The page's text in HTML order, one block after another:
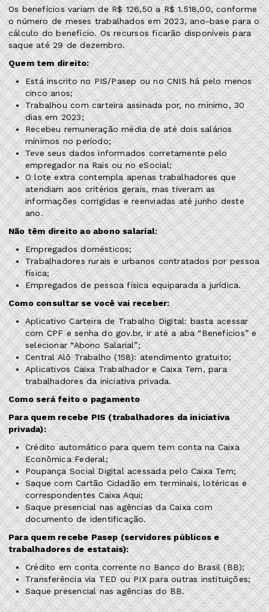
Os benefícios variam de R$ 126,50 a R$ 1.518,00, conforme
o número de meses trabalhados em 2023, ano-base para o
cálculo do benefício. Os recursos ficarão disponíveis para
saque até 29 de dezembro.
Quem tem direito:
Está inscrito no PIS/Pasep ou no CNIS há pelo menos
cinco anos;
Trabalhou com carteira assinada por, no mínimo, 30
dias em 2023;
Recebeu remuneração média de até dois salários
mínimos no período;
Teve seus dados informados corretamente pelo
empregador na Rais ou no eSocial;
O lote extra contempla apenas trabalhadores que
atendiam aos critérios gerais, mas tiveram as
informações corrigidas e reenviadas até junho deste
ano.
Não têm direito ao abono salarial:
Empregados domésticos;
Trabalhadores rurais e urbanos contratados por pessoa
física;
Empregados de pessoa física equiparada a jurídica.
Como consultar se você vai receber:
Aplicativo Carteira de Trabalho Digital: basta acessar
com CPF e senha do gov.br, ir até a aba “Benefícios” e
selecionar “Abono Salarial”;
Central Alô Trabalho (158): atendimento gratuito;
Aplicativos Caixa Trabalhador e Caixa Tem, para
trabalhadores da iniciativa privada.
Como será feito o pagamento
Para quem recebe PIS (trabalhadores da iniciativa
privada):
Crédito automático para quem tem conta na Caixa
Econômica Federal;
Poupança Social Digital acessada pelo Caixa Tem;
Saque com Cartão Cidadão em terminais, lotéricas e
correspondentes Caixa Aqui;
Saque presencial nas agências da Caixa com
documento de identificação.
Para quem recebe Pasep (servidores públicos e
trabalhadores de estatais):
Crédito em conta corrente no Banco do Brasil (BB);
Transferência via TED ou PIX para outras instituições;
Saque presencial nas agências do BB.